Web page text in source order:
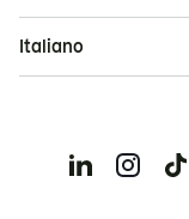
Italiano